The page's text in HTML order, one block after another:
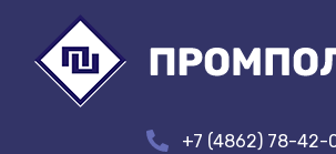
+7 (4862) 78-42-